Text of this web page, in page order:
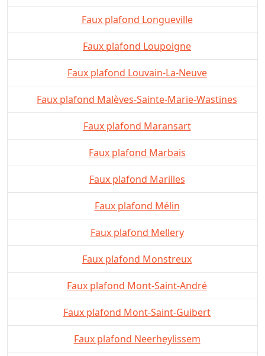
Faux plafond Longueville
Faux plafond Loupoigne
Faux plafond Louvain-La-Neuve
Faux plafond Malèves-Sainte-Marie-Wastines
Faux plafond Maransart
Faux plafond Marbais
Faux plafond Marilles
Faux plafond Mélin
Faux plafond Mellery
Faux plafond Monstreux
Faux plafond Mont-Saint-André
Faux plafond Mont-Saint-Guibert
Faux plafond Neerheylissem